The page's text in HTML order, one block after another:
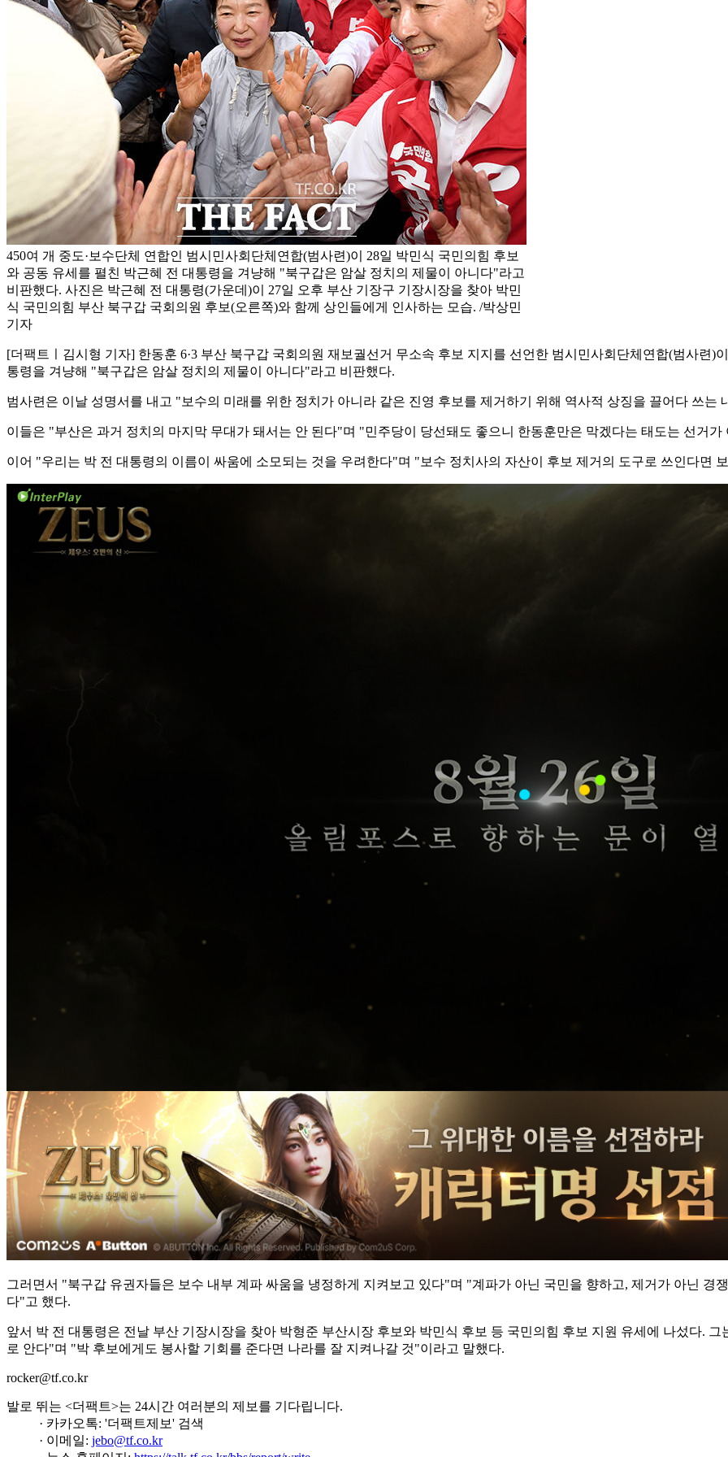
450여 개 중도·보수단체 연합인 범시민사회단체연합(범사련)이 28일 박민식 국민의힘 후보
와 공동 유세를 펼친 박근혜 전 대통령을 겨냥해 "북구갑은 암살 정치의 제물이 아니다"라고
비판했다. 사진은 박근혜 전 대통령(가운데)이 27일 오후 부산 기장구 기장시장을 찾아 박민
식 국민의힘 부산 북구갑 국회의원 후보(오른쪽)와 함께 상인들에게 인사하는 모습. /박상민
기자
[더팩트ㅣ김시형 기자] 한동훈 6·3 부산 북구갑 국회의원 재보궐선거 무소속 후보 지지를 선언한 범시민사회단체연합(범사련)
통령을 겨냥해 "북구갑은 암살 정치의 제물이 아니다"라고 비판했다.
범사련은 이날 성명서를 내고 "보수의 미래를 위한 정치가 아니라 같은 진영 후보를 제거하기 위해 역사적 상징을 끌어다 쓰는
이들은 "부산은 과거 정치의 마지막 무대가 돼서는 안 된다"며 "민주당이 당선돼도 좋으니 한동훈만은 막겠다는 태도는 선거
이어 "우리는 박 전 대통령의 이름이 싸움에 소모되는 것을 우려한다"며 "보수 정치사의 자산이 후보 제거의 도구로 쓰인다면
그러면서 "북구갑 유권자들은 보수 내부 계파 싸움을 냉정하게 지켜보고 있다"며 "계파가 아닌 국민을 향하고, 제거가 아닌 경
다"고 했다.
앞서 박 전 대통령은 전날 부산 기장시장을 찾아 박형준 부산시장 후보와 박민식 후보 등 국민의힘 후보 지원 유세에 나섰다.
로 안다"며 "박 후보에게도 봉사할 기회를 준다면 나라를 잘 지켜나갈 것"이라고 말했다.
rocker@tf.co.kr
발로 뛰는 <더팩트>는 24시간 여러분의 제보를 기다립니다.
· 카카오톡: '더팩트제보' 검색
· 이메일: jebo@tf.co.kr